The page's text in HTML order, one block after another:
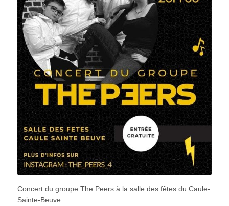
Concert du groupe The Peers à la salle des fêtes du Caule-
Sainte-Beuve.